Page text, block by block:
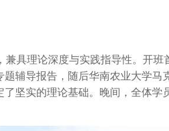
具理论深度与实践指导性。开
辅导报告，随后华南农业大学
坚实的理论基础。晚间，全体